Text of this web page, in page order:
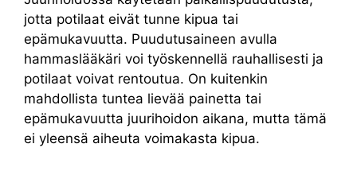
jotta potilaat eivät tunne kipua tai
epämukavuutta. Puudutusaineen avulla
hammaslääkäri voi työskennellä rauhallisesti ja
potilaat voivat rentoutua. On kuitenkin
mahdollista tuntea lievää painetta tai
epämukavuutta juurihoidon aikana, mutta tämä
ei yleensä aiheuta voimakasta kipua.